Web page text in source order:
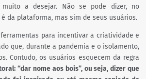
muito a desejar. Não se pode dizer, no
da plataforma, mas sim de seus usuários.
para incentivar a criatividade e
que, durante a pandemia e o isolamento,
Contudo, os usuários esquecem da regra
“dar nome aos bois”, ou seja, dizer que